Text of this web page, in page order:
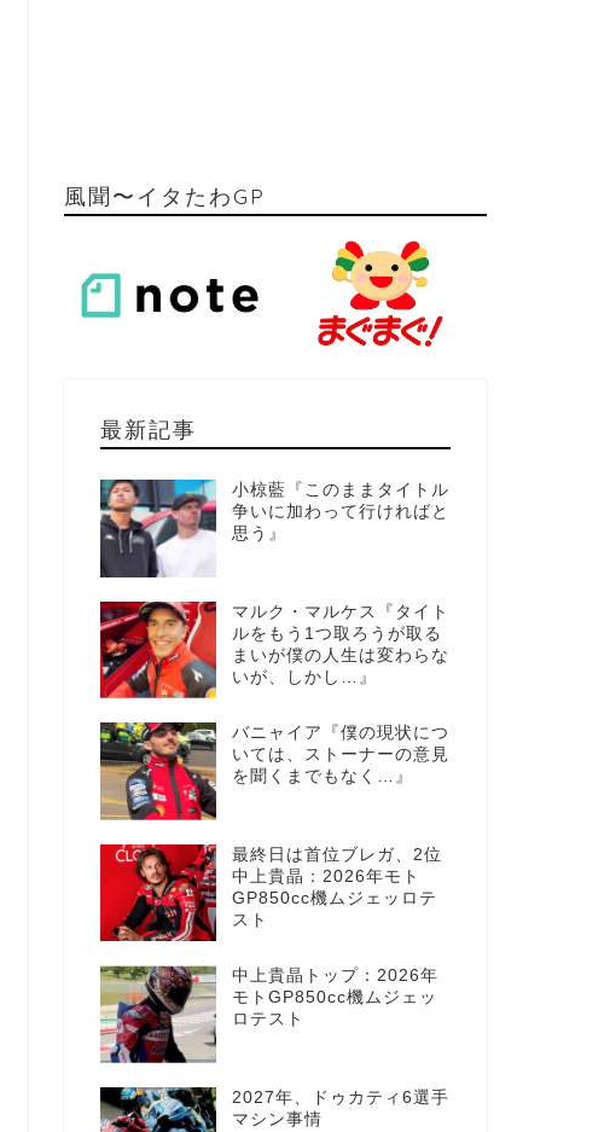
風聞〜イタたわGP
最新記事
小椋藍『このままタイトル
争いに加わって行ければと
思う』
マルク・マルケス『タイト
ルをもう1つ取ろうが取る
まいが僕の人生は変わらな
いが、しかし…』
バニャイア『僕の現状につ
いては、ストーナーの意見
を聞くまでもなく…』
最終日は首位ブレガ、2位
中上貴晶：2026年モト
GP850cc機ムジェッロテ
スト
中上貴晶トップ：2026年
モトGP850cc機ムジェッ
ロテスト
2027年、ドゥカティ6選手
マシン事情